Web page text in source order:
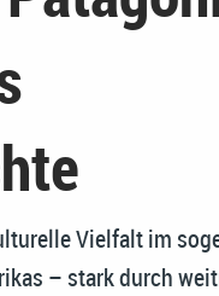
Vielfalt im
– stark durch